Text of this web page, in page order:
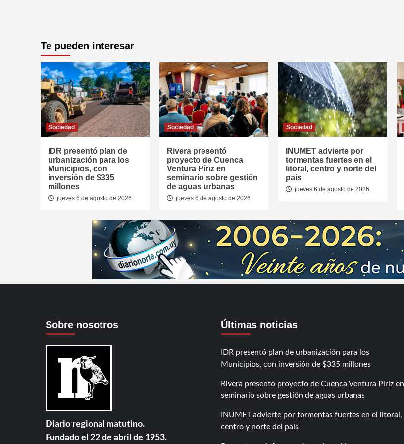
Te pueden interesar
Sociedad
IDR presentó plan de
urbanización para los
Municipios, con
inversión de $335
millones
jueves 6 de agosto de 2026
Sociedad
Rivera presentó
proyecto de Cuenca
Ventura Píriz en
seminario sobre gestión
de aguas urbanas
jueves 6 de agosto de 2026
Sociedad
INUMET advierte por
tormentas fuertes en el
litoral, centro y norte del
país
jueves 6 de agosto de 2026
Sobre nosotros
Diario regional matutino.
Fundado el 22 de abril de 1953.
Últimas noticias
IDR presentó plan de urbanización para los
Municipios, con inversión de $335 millones
Rivera presentó proyecto de Cuenca Ventura Píriz en
seminario sobre gestión de aguas urbanas
INUMET advierte por tormentas fuertes en el litoral,
centro y norte del país